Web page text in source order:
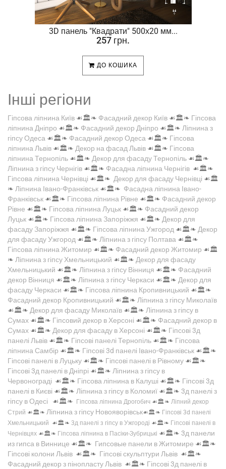
3D панель "Квадрати" 500х20 мм...
257 грн.
ДО КОШИКА
Інші регіони
Гіпсова ліпнина Київ ☙🏛️❧ Фасадний декор Київ ☙🏛️❧ Гіпсова
ліпнина Дніпро ☙🏛️❧ Фасадний декор Дніпро ☙🏛️❧ Ліпнина з
гіпсу Одеса ☙🏛️❧ Фасадний декор Одеса ☙🏛️❧ Гіпсова
ліпнина Львів ☙🏛️❧ Декор на фасад Львів ☙🏛️❧ Гіпсова
ліпнина Тернопіль ☙🏛️❧ Декор для фасаду Тернопіль ☙🏛️❧
Ліпнина з гіпсу Чернігів ☙🏛️❧ Фасадна ліпнина Чернігів ☙🏛️❧
Гіпсова ліпнина Чернівці ☙🏛️❧ Декор для фасаду Чернівці ☙🏛️
❧ Ліпнина Івано-Франківськ ☙🏛️❧ Фасадна ліпнина Івано-
Франківськ ☙🏛️❧ Гіпсова ліпнина Рівне ☙🏛️❧ Фасадний декор
Рівне ☙🏛️❧ Гіпсова ліпнина Луцьк ☙🏛️❧ Фасадний декор
Луцьк ☙🏛️❧ Гіпсова ліпнина Запоріжжя ☙🏛️❧ Декор для
фасаду Запоріжжя ☙🏛️❧ Гіпсова ліпнина Ужгород ☙🏛️❧ Декор
для фасаду Ужгород ☙🏛️❧ Ліпнина з гіпсу Полтава ☙🏛️❧
Гіпсова ліпнина Житомир ☙🏛️❧ Фасадний декор Житомир ☙🏛️
❧ Ліпнина з гіпсу Хмельницький ☙🏛️❧ Декор для фасаду
Хмельницький ☙🏛️❧ Ліпнина з гіпсу Вінниця ☙🏛️❧ Фасадний
декор Вінниця ☙🏛️❧ Ліпнина з гіпсу Черкаси ☙🏛️❧ Декор для
фасаду Черкаси ☙🏛️❧ Гіпсова ліпнина Кропивницький ☙🏛️❧
Фасадний декор Кропивницький ☙🏛️❧ Ліпнина з гіпсу Миколаїв
☙🏛️❧ Декор для фасаду Миколаїв ☙🏛️❧ Ліпнина з гіпсу в
Сумах ☙🏛️❧ Гіпсовий декор в Херсоні ☙🏛️❧ Фасадний декор в
Сумах ☙🏛️❧ Декор для фасаду в Херсоні ☙🏛️❧ Гіпсові 3д
панелі Львів ☙🏛️❧ Гіпсові панелі Тернопіль ☙🏛️❧ Гіпсова
ліпнина Самбір ☙🏛️❧ Гіпсові 3d панелі Івано-Франківськ ☙🏛️❧
Гіпсові панелі в Луцьку ☙🏛️❧ Гіпсові панелі в Рівному ☙🏛️❧
Гіпсові 3д панелі в Дніпрі ☙🏛️❧ Ліпнина з гіпсу в
Червонограді ☙🏛️❧ Гіпсова ліпнина в Калуші ☙🏛️❧ Гіпсові 3д
панелі в Києві ☙🏛️❧ Ліпнина з гіпсу в Коломиї ☙🏛️❧ 3д панелі з
гіпсу в Одесі ☙🏛️❧ Гіпсова ліпнина Дрогобич ☙🏛️❧ Ліпний декор
Стрий ☙🏛️❧ Ліпнина з гіпсу Новояворівськ☙🏛️❧ Гіпсові 3d панелі
Хмельницький ☙🏛️❧ 3д панелі з гіпсу в Ужгороді ☙🏛️❧ Гіпсові панелі в
Чернівцях ☙🏛️❧ Гіпсова ліпнина в Пасіки-Зубрицькі ☙🏛️❧ 3д панели
из гипса в Виннице ☙🏛️❧ Гипсовые панели в Житомире ☙🏛️❧
Гіпсові колони Львів ☙🏛️❧ Гіпсові скульптури Львів ☙🏛️❧
Фасадний декор з пінопласту Львів ☙🏛️❧ Гіпсові 3д панелі в